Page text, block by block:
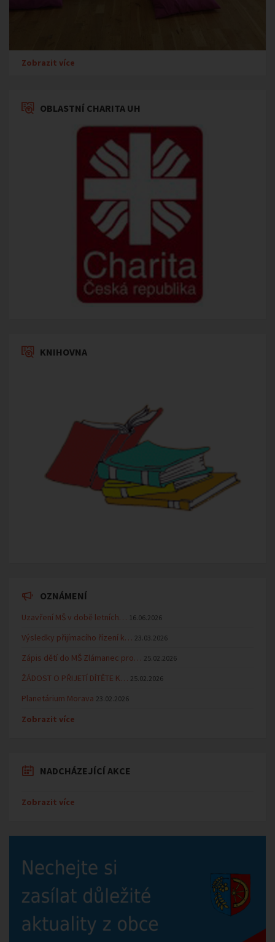
Zobrazit více
OBLASTNÍ CHARITA UH
KNIHOVNA
OZNÁMENÍ
Uzavření MŠ v době letních… 16.06.2026
Výsledky přijímacího řízení k… 23.03.2026
Zápis dětí do MŠ Zlámanec pro… 25.02.2026
ŽÁDOST O PŘIJETÍ DÍTĚTE K… 25.02.2026
Planetárium Morava 23.02.2026
Zobrazit více
NADCHÁZEJÍCÍ AKCE
Zobrazit více